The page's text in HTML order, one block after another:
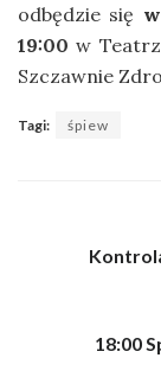
odbędzie się
19:00 w
Szczawnie
Tagi: śpiew
18:00